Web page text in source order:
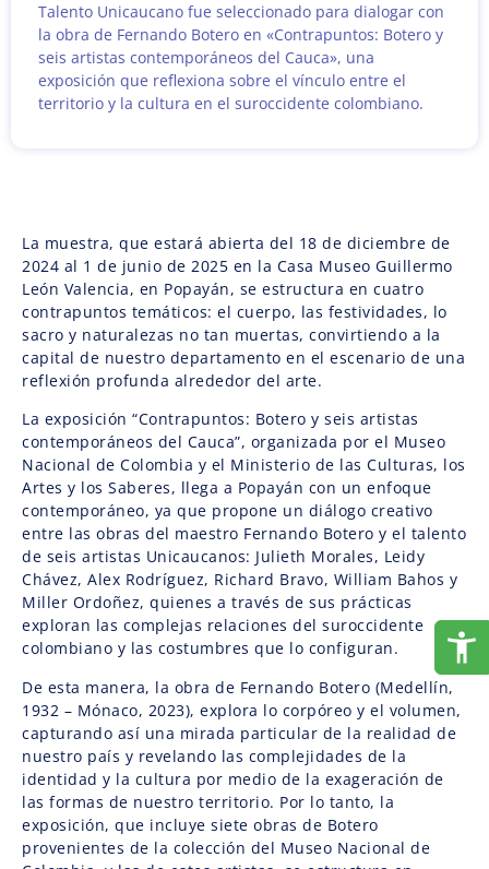
Talento Unicaucano fue seleccionado para dialogar con
la obra de Fernando Botero en «Contrapuntos: Botero y
seis artistas contemporáneos del Cauca», una
exposición que reflexiona sobre el vínculo entre el
territorio y la cultura en el suroccidente colombiano.
La muestra, que estará abierta del 18 de diciembre de
2024 al 1 de junio de 2025 en la Casa Museo Guillermo
León Valencia, en Popayán, se estructura en cuatro
contrapuntos temáticos: el cuerpo, las festividades, lo
sacro y naturalezas no tan muertas, convirtiendo a la
capital de nuestro departamento en el escenario de una
reflexión profunda alrededor del arte.
La exposición “Contrapuntos: Botero y seis artistas
contemporáneos del Cauca”, organizada por el Museo
Nacional de Colombia y el Ministerio de las Culturas, los
Artes y los Saberes, llega a Popayán con un enfoque
contemporáneo, ya que propone un diálogo creativo
entre las obras del maestro Fernando Botero y el talento
de seis artistas Unicaucanos: Julieth Morales, Leidy
Chávez, Alex Rodríguez, Richard Bravo, William Bahos y
Miller Ordoñez, quienes a través de sus prácticas
exploran las complejas relaciones del suroccidente
colombiano y las costumbres que lo configuran.
De esta manera, la obra de Fernando Botero (Medellín,
1932 – Mónaco, 2023), explora lo corpóreo y el volumen,
capturando así una mirada particular de la realidad de
nuestro país y revelando las complejidades de la
identidad y la cultura por medio de la exageración de
las formas de nuestro territorio. Por lo tanto, la
exposición, que incluye siete obras de Botero
provenientes de la colección del Museo Nacional de